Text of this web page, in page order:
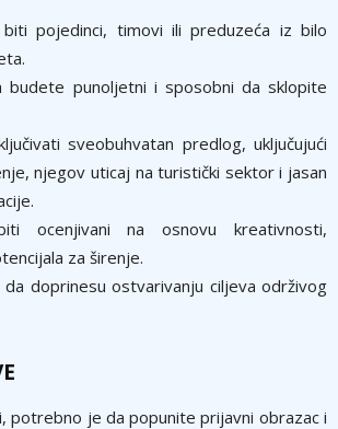
biti pojedinci, timovi ili preduzeća iz bilo
budete punoljetni i sposobni da sklopite
sveobuhvatan predlog, uključujući
njegov uticaj na turistički sektor i jasan
ocenjivani na osnovu kreativnosti,
za širenje.
doprinesu ostvarivanju ciljeva održivog
potrebno je da popunite prijavni obrazac i